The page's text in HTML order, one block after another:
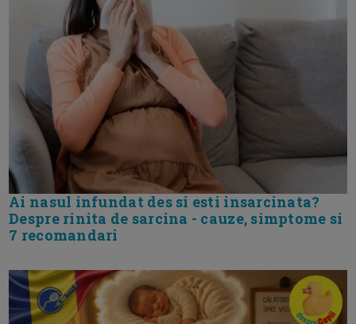
Ai nasul infundat des si esti insarcinata?
Despre rinita de sarcina - cauze, simptome si
7 recomandari